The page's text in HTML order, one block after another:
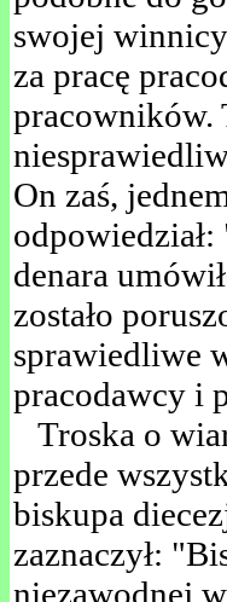
swojej
za pracę
pracowników.
On zaś,
denara
zostało
sprawiedliwe
pracodawcy i
Troska o
przede
biskupa
zaznaczył:
niezawodnej